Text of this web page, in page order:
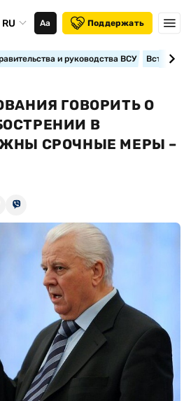
RU Аа Поддержать
и руководства ВСУ
ГОВОРИТЬ О
В
СРОЧНЫЕ МЕРЫ –